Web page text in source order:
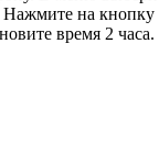
Нажмите на
время 2 часа.